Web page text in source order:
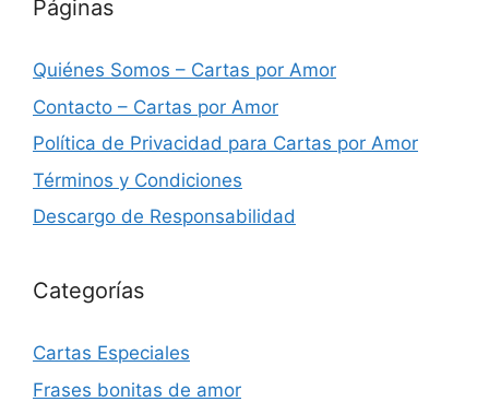
Páginas
Quiénes Somos – Cartas por Amor
Contacto – Cartas por Amor
Política de Privacidad para Cartas por Amor
Términos y Condiciones
Descargo de Responsabilidad
Categorías
Cartas Especiales
Frases bonitas de amor